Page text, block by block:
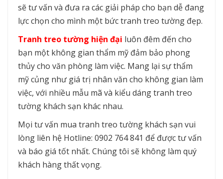
sẽ tư vấn và đưa ra các giải pháp cho bạn dễ đang
lực chọn cho mình một bức tranh treo tường đẹp.
Tranh treo tường hiện đại luôn đêm đến cho
bạn một không gian thẩm mỹ đảm bảo phong
thủy cho văn phòng làm việc. Mang lại sự thẩm
mỹ củng như giá trị nhân văn cho không gian làm
việc, với nhiều mẫu mã và kiểu dáng tranh treo
tường khách sạn khác nhau.
Mọi tư vấn mua tranh treo tường khách sạn vui
lòng liên hệ Hotline: 0902 764 841 để được tư vấn
và báo giá tốt nhất. Chúng tôi sẽ không làm quý
khách hàng thất vọng.